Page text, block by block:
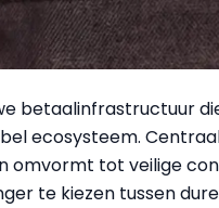
betaalinfrastructuur
ecosysteem.
omvormt tot veilige
te kiezen tussen